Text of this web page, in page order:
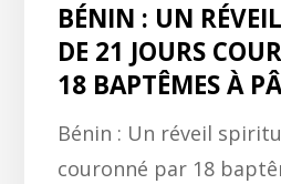
BÉNIN : UN
DE 21 JOURS
18 BAPTÊMES À
Bénin : Un réveil
couronné par 18